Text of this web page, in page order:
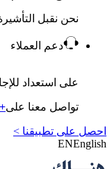
نحن نقبل
دعم العملاء
على استعداد
تواصل معنا على+966 920009538
احصل على تطبيقنا >
ENEnglish